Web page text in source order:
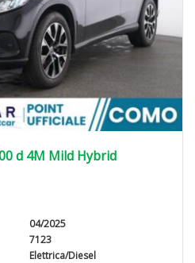
d 4M Mild Hybrid
04/2025
7123
Elettrica/Diesel